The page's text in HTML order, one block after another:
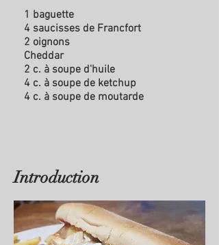
1 baguette
4 saucisses de Francfort
2 oignons
Cheddar
2 c. à soupe d'huile
4 c. à soupe de ketchup
4 c. à soupe de moutarde
Introduction